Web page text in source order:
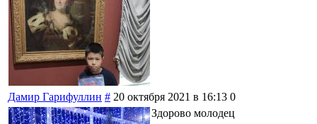
Дамир Гарифуллин # 20 октября 2021 в 16:13 0
Здорово молодец